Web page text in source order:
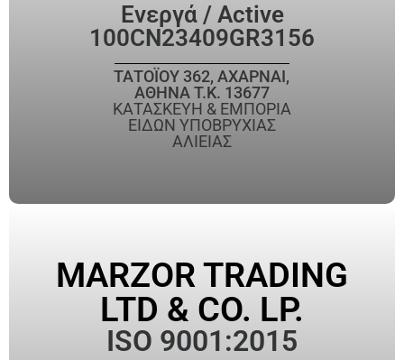
Ενεργά / Active
100CN23409GR3156
ΤΑΤΟΪΟΥ 362, ΑΧΑΡΝΑΙ,
ΑΘΗΝΑ T.K. 13677
ΚΑΤΑΣΚΕΥΗ & ΕΜΠΟΡΙΑ
ΕΙΔΩΝ ΥΠΟΒΡΥΧΙΑΣ
ΑΛΙΕΙΑΣ
MARZOR TRADING
LTD & CO. LP.
ISO 9001:2015